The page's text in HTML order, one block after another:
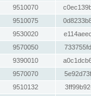
9510070
9510075
9530020
9570050
9390010
9570070
9510132